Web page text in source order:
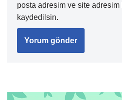
posta adresim ve site adresim
kaydedilsin.